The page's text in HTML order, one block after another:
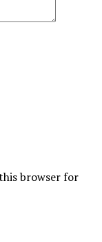
browser for